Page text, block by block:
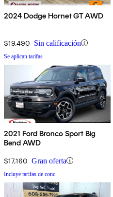
2024 Dodge Hornet GT AWD
$19,490 Sin calificación
Se aplican tarifas
2021 Ford Bronco Sport Big
Bend AWD
$17,160 Gran oferta
Incluye tarifas de conc.